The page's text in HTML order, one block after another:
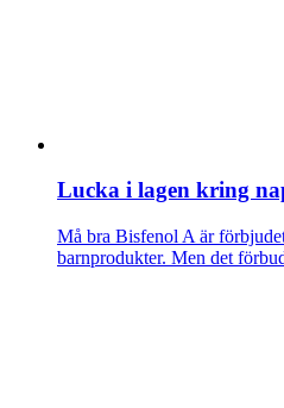
Lucka i lagen kring
Må bra Bisfenol A är
barnprodukter. Men det